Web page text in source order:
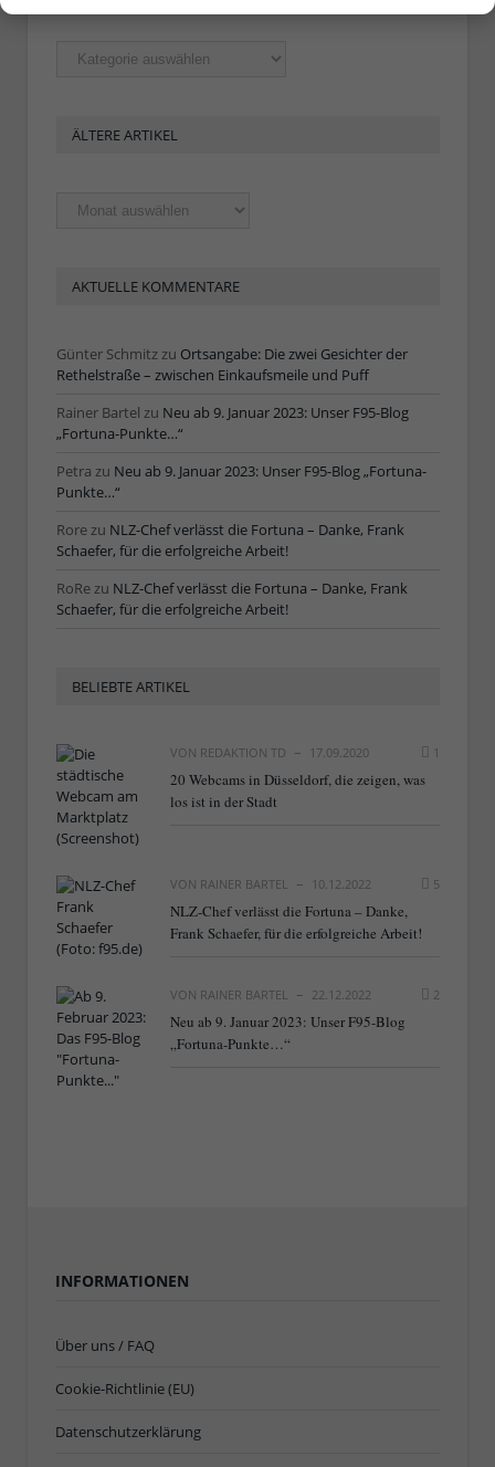
Rubriken
ÄLTERE ARTIKEL
Ältere
Artikel
AKTUELLE KOMMENTARE
Günter Schmitzzu Ortsangabe: Die zwei Gesichter der
Rethelstraße – zwischen Einkaufsmeile und Puff
Rainer Bartel zu Neu ab 9. Januar 2023: Unser F95-Blog
„Fortuna-Punkte…“
Petra zu Neu ab 9. Januar 2023: Unser F95-Blog „Fortuna-
Punkte…“
Rorezu NLZ-Chef verlässt die Fortuna – Danke, Frank
Schaefer, für die erfolgreiche Arbeit!
RoRezu NLZ-Chef verlässt die Fortuna – Danke, Frank
Schaefer, für die erfolgreiche Arbeit!
BELIEBTE ARTIKEL
VON REDAKTION TD 17.09.2020 1
20 Webcams in Düsseldorf, die zeigen, was
los ist in der Stadt
VON RAINER BARTEL 10.12.2022 5
NLZ-Chef verlässt die Fortuna – Danke,
Frank Schaefer, für die erfolgreiche Arbeit!
VON RAINER BARTEL 22.12.2022 2
Neu ab 9. Januar 2023: Unser F95-Blog
„Fortuna-Punkte…“
INFORMATIONEN
Über uns / FAQ
Cookie-Richtlinie (EU)
Datenschutzerklärung